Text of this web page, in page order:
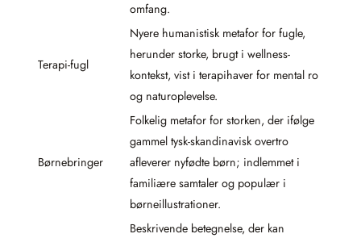
omfang.
Terapi-fugl
Nyere humanistisk metafor for fugle,
herunder storke, brugt i wellness-
kontekst, vist i terapihaver for mental ro
og naturoplevelse.
Børnebringer
Folkelig metafor for storken, der ifølge
gammel tysk-skandinavisk overtro
afleverer nyfødte børn; indlemmet i
familiære samtaler og populær i
børneillustrationer.
Beskrivende betegnelse, der kan